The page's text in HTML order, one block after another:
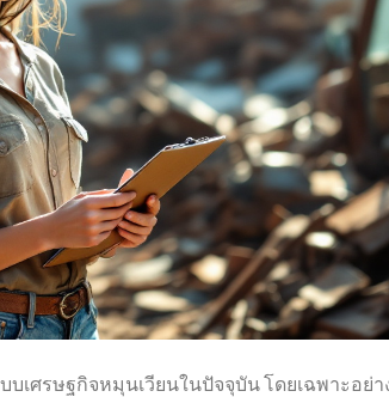
เศรษฐกิจหมุนเวียนในปัจจุบัน โดยเฉพาะอย่า